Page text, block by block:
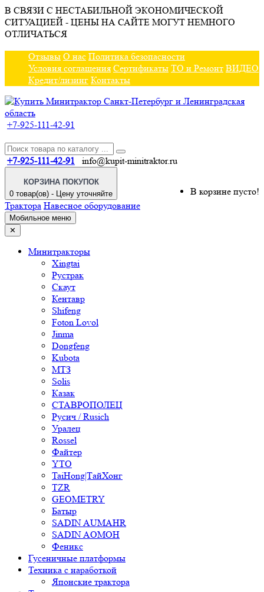
В СВЯЗИ С НЕСТАБИЛЬНОЙ ЭКОНОМИЧЕСКОЙ
СИТУАЦИЕЙ - ЦЕНЫ НА САЙТЕ МОГУТ НЕМНОГО
ОТЛИЧАТЬСЯ
Отзывы О нас Политика безопасности
Условия соглашения Сертификаты ТО и Ремонт ВИДЕО
Кредит/лизинг Контакты
+7-925-111-42-91
+7-925-111-42-91 info@kupit-minitraktor.ru
КОРЗИНА ПОКУПОК
0 товар(ов) - Цену уточняйте
В корзине пусто!
Трактора Навесное оборудование
Мобильное меню
✕
Минитракторы
Xingtai
Рустрак
Скаут
Кентавр
Shifeng
Foton Lovol
Jinma
Dongfeng
Kubota
МТЗ
Solis
Казак
СТАВРОПОЛЕЦ
Русич / Rusich
Уралец
Rossel
Файтер
YTO
TaiHong|ТайХонг
TZR
GEOMETRY
Батыр
SADIN AUMAHR
SADIN AOMOH
Феникс
Гусеничные платформы
Техника с наработкой
Японские трактора